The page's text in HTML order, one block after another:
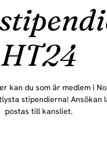
HT24
kan du som är medlem i
stipendierna! Ansökan
postas till kansliet.